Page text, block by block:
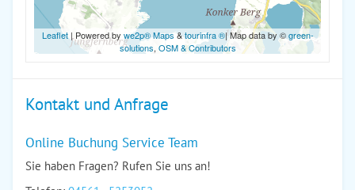
Leaflet| Powered by we2p® Maps&tourinfra ®| Map data by ©green-
solutions, OSM & Contributors
Kontakt und Anfrage
Online Buchung Service Team
Sie haben Fragen? Rufen Sie uns an!